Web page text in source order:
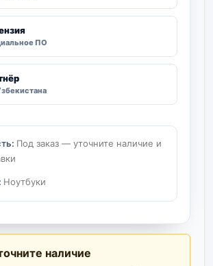
ПО
Под заказ — уточните наличие и
Ноутбуки
наличие